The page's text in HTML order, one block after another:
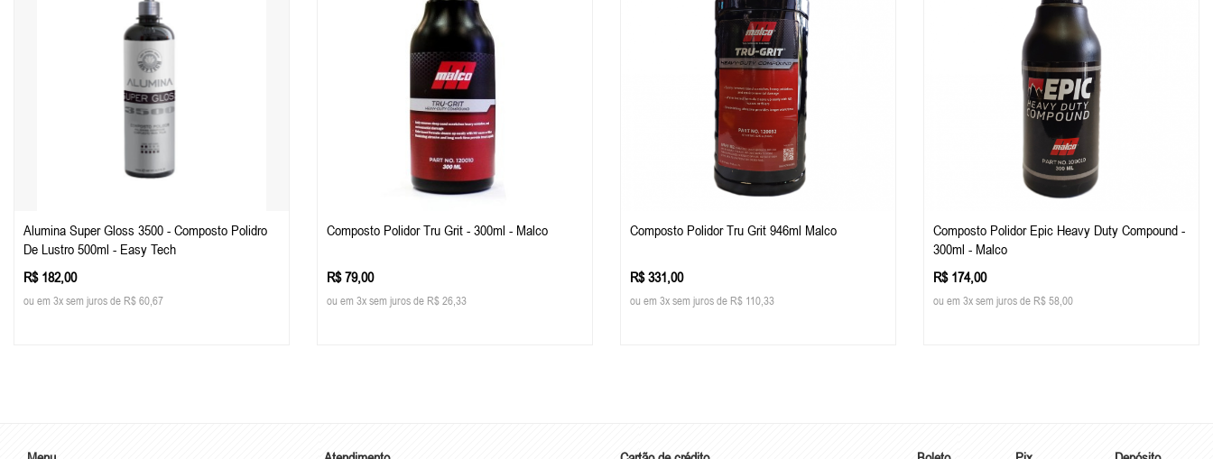
Alumina Super Gloss 3500 - Composto Polidro
De Lustro 500ml - Easy Tech
R$ 182,00
ou em 3x sem juros de R$ 60,67
Composto Polidor Tru Grit - 300ml - Malco
R$ 79,00
ou em 3x sem juros de R$ 26,33
Composto Polidor Tru Grit 946ml Malco
R$ 331,00
ou em 3x sem juros de R$ 110,33
Composto Polidor Epic Heavy Duty Compound -
300ml - Malco
R$ 174,00
ou em 3x sem juros de R$ 58,00